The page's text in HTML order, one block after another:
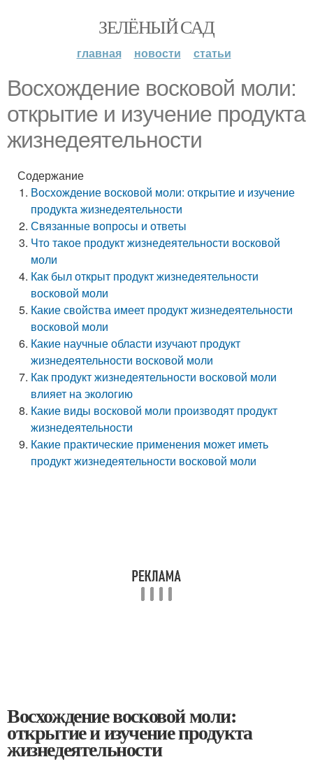
ЗЕЛЁНЫЙ САД
главная новости статьи
Восхождение восковой моли:
открытие и изучение продукта
жизнедеятельности
Содержание
Восхождение восковой моли: открытие и изучение
продукта жизнедеятельности
Связанные вопросы и ответы
Что такое продукт жизнедеятельности восковой
моли
Как был открыт продукт жизнедеятельности
восковой моли
Какие свойства имеет продукт жизнедеятельности
восковой моли
Какие научные области изучают продукт
жизнедеятельности восковой моли
Как продукт жизнедеятельности восковой моли
влияет на экологию
Какие виды восковой моли производят продукт
жизнедеятельности
Какие практические применения может иметь
продукт жизнедеятельности восковой моли
Восхождение восковой моли:
открытие и изучение продукта
жизнедеятельности